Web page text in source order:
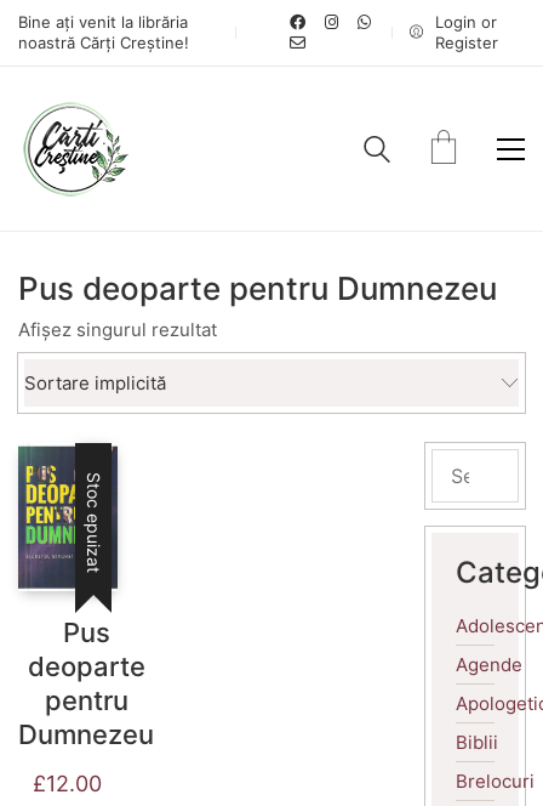
Bine ați venit la librăria
noastră Cărți Creștine!
Login or
Register
Pus deoparte pentru Dumnezeu
Afișez singurul rezultat
Sortare implicită
Stoc epuizat
Pus
deoparte
pentru
Dumnezeu
£12.00
Agende
Biblii
Brelocuri